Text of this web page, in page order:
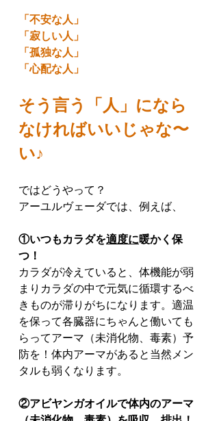
「不安な人」
「寂しい人」
「孤独な人」
「心配な人」
そう言う「人」になら
なければいいじゃな〜
い♪
ではどうやって？
アーユルヴェーダでは、例えば、
①いつもカラダを適度に暖かく保
つ！
カラダが冷えていると、体機能が弱
まりカラダの中で元気に循環するべ
きものが滞りがちになります。適温
を保って各臓器にちゃんと働いても
らってアーマ（未消化物、毒素）予
防を！体内アーマがあると当然メン
タルも弱くなります。
②アビヤンガオイルで体内のアーマ